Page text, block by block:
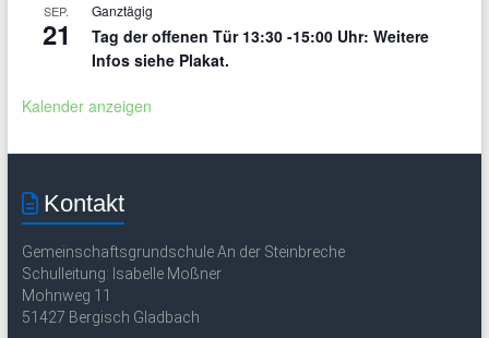
SEP.
21
Ganztägig
Tag der offenen Tür 13:30 -15:00 Uhr: Weitere
Infos siehe Plakat.
Kalender anzeigen
Kontakt
Gemeinschaftsgrundschule An der Steinbreche
Schulleitung: Isabelle Moßner
Mohnweg 11
51427 Bergisch Gladbach